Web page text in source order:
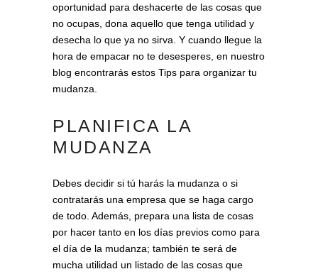
oportunidad para deshacerte de las cosas que
no ocupas, dona aquello que tenga utilidad y
desecha lo que ya no sirva. Y cuando llegue la
hora de empacar no te desesperes, en nuestro
blog encontrarás estos Tips para organizar tu
mudanza.
PLANIFICA LA
MUDANZA
Debes decidir si tú harás la mudanza o si
contratarás una empresa que se haga cargo
de todo. Además, prepara una lista de cosas
por hacer tanto en los días previos como para
el día de la mudanza; también te será de
mucha utilidad un listado de las cosas que